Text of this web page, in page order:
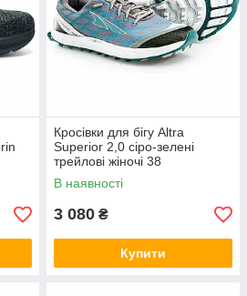
Кросівки для бігу Altra
Superior 2,0 сіро-зелені
трейлові жіночі 38
В наявності
3 080 ₴
Купити